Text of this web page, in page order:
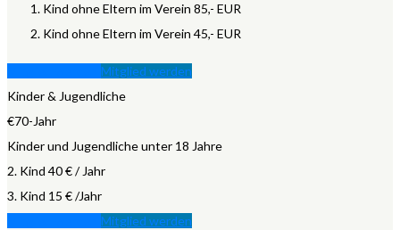
Kind ohne Eltern im Verein 85,- EUR
Kind ohne Eltern im Verein 45,- EUR
Mitglied werden
Kinder & Jugendliche
€70-Jahr
Kinder und Jugendliche unter 18 Jahre
2. Kind 40 € / Jahr
3. Kind 15 € /Jahr
Mitglied werden